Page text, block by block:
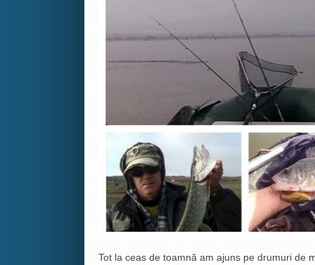
Tot la ceas de toamnă am ajuns pe drumuri de